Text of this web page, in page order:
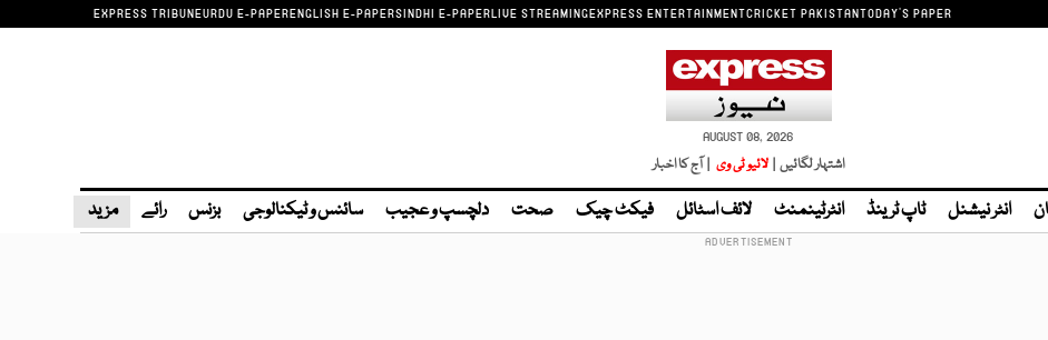
EXPRESS TRIBUNEURDU E-PAPERENGLISH E-PAPERSINDHI E-PAPERLIVE STREAMINGEXPRESS ENTERTAINMENTCRICKET PAKISTANTODAY'S PAPER
AUGUST 08, 2026
اشتہار لگائیں | لائیو ٹی وی | آج کا اخبار
انٹر نیشنل ٹاپ ٹرینڈ انٹرٹینمنٹ لائف اسٹائل فیکٹ چیک صحت دلچسپ و عجیب سائنس و ٹیکنالوجی بزنس رائے مزید